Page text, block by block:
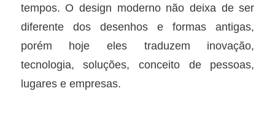
tempos. O design moderno não deixa de ser
diferente dos desenhos e formas antigas,
porém hoje eles traduzem inovação,
tecnologia, soluções, conceito de pessoas,
lugares e empresas.